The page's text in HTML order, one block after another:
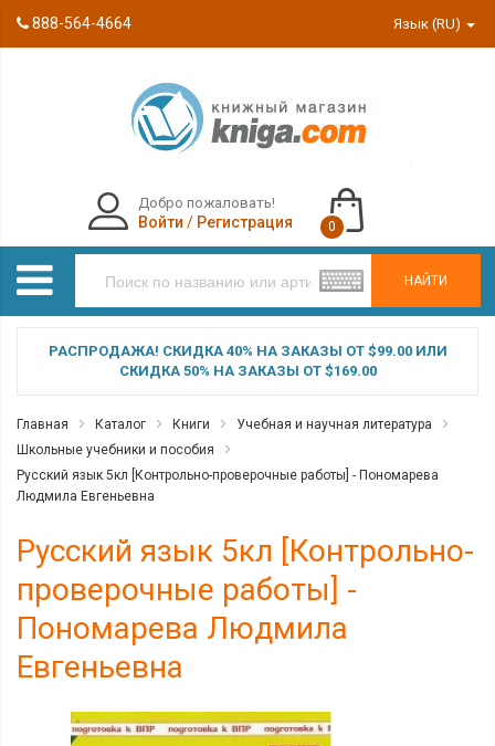
888-564-4664 Язык (RU)
НАЙТИ
Добро пожаловать!
Войти / Регистрация 0
РАСПРОДАЖА! СКИДКА 40% НА ЗАКАЗЫ ОТ $99.00 ИЛИ
СКИДКА 50% НА ЗАКАЗЫ ОТ $169.00
Главная Каталог Книги
Учебная и научная литература
Школьные учебники и пособия
Русский язык 5кл [Контрольно-проверочные работы] - Пономарева
Людмила Евгеньевна
Русский язык 5кл [Контрольно-
проверочные работы] -
Пономарева Людмила
Евгеньевна